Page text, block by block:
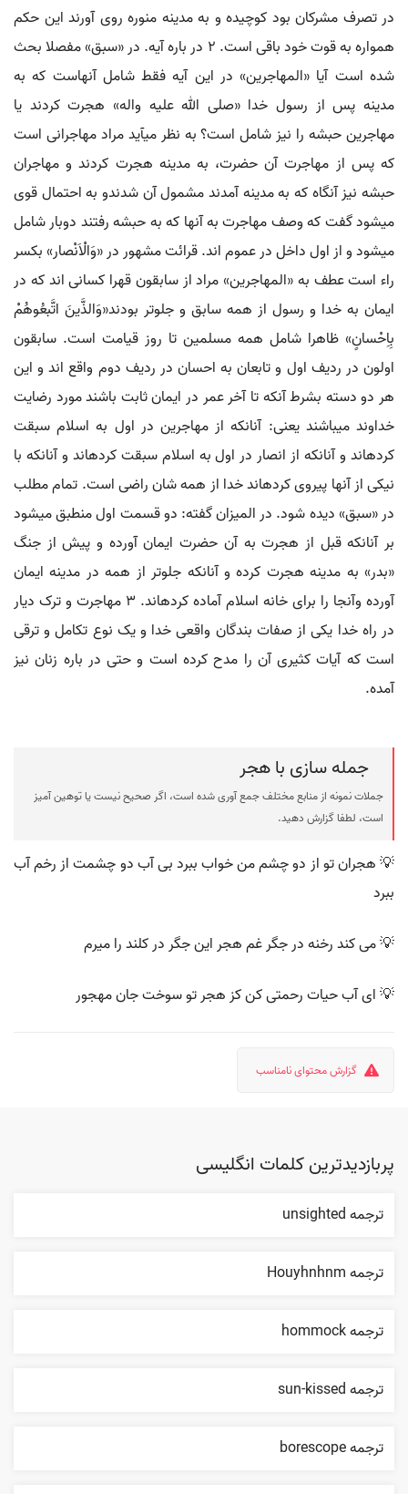
در تصرف مشرکان بود کوچیده و به مدینه منوره روی آورند این حکم
همواره به قوت خود باقی است. 2 در باره آیه. در «سبق» مفصلا بحث
شده است آیا «المهاجرین» در این آیه فقط شامل آنهاست که به
مدینه پس از رسول خدا «صلی الله علیه واله» هجرت کردند یا
مهاجرین حبشه را نیز شامل است؟ به نظر می‏آید مراد مهاجرانی است
که پس از مهاجرت آن حضرت، به مدینه هجرت کردند و مهاجران
حبشه نیز آنگاه که به مدینه آمدند مشمول آن شدندو به احتمال قوی
می‏شود گفت که وصف مهاجرت به آنها که به حبشه رفتند دوبار شامل
می‏شود و از اول داخل در عموم اند. قرائت مشهور در «وَالْاَنْصار» بکسر
راء است عطف به «المهاجرین» مراد از سابقون قهرا کسانی اند که در
ایمان به خدا و رسول از همه سابق و جلوتر بودند«وَالذَّینَ اتَّبعُوهُمْ
بِاِحْسانٍ» ظاهرا شامل همه مسلمین تا روز قیامت است. سابقون
اولون در ردیف اول و تابعان به احسان در ردیف دوم واقع اند و این
هر دو دسته بشرط آنکه تا آخر عمر در ایمان ثابت باشند مورد رضایت
خداوند می‏باشند یعنی: آنانکه از مهاجرین در اول به اسلام سبقت
کرده‏اند و آنانکه از انصار در اول به اسلام سبقت کرده‏اند و آنانکه با
نیکی از آنها پیروی کرده‏اند خدا از همه شان راضی است. تمام مطلب
در «سبق» دیده شود. در المیزان گفته: دو قسمت اول منطبق می‏شود
بر آنانکه قبل از هجرت به آن حضرت ایمان آورده و پیش از جنگ
«بدر» به مدینه هجرت کرده و آنانکه جلوتر از همه در مدینه ایمان
آورده وآنجا را برای خانه اسلام آماده کرده‏اند. 3 مهاجرت و ترک دیار
در راه خدا یکی از صفات بندگان واقعی خدا و یک نوع تکامل و ترقی
است که آیات کثیری آن را مدح کرده است و حتی در باره زنان نیز
آمده.
جمله سازی با هجر
جملات نمونه از منابع مختلف جمع آوری شده است، اگر صحیح نیست یا توهین آمیز
است، لطفا گزارش دهید.
💡 هجران تو از دو چشم من خواب ببرد بی آب دو چشمت از رخم آب
ببرد
💡 می کند رخنه در جگر غم هجر این جگر در کلند را میرم
💡 ای آب حیات رحمتی کن کز هجر تو سوخت جان مهجور
گزارش محتوای نامناسب
پربازدیدترین کلمات انگلیسی
ترجمه unsighted
ترجمه Houyhnhnm
ترجمه hommock
ترجمه sun-kissed
ترجمه borescope